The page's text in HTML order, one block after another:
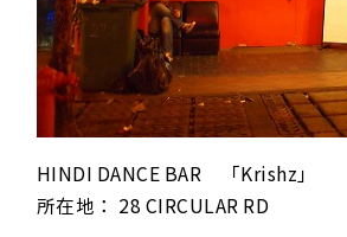
HINDI DANCE BAR 「Krishz」
所在地： 28 CIRCULAR RD